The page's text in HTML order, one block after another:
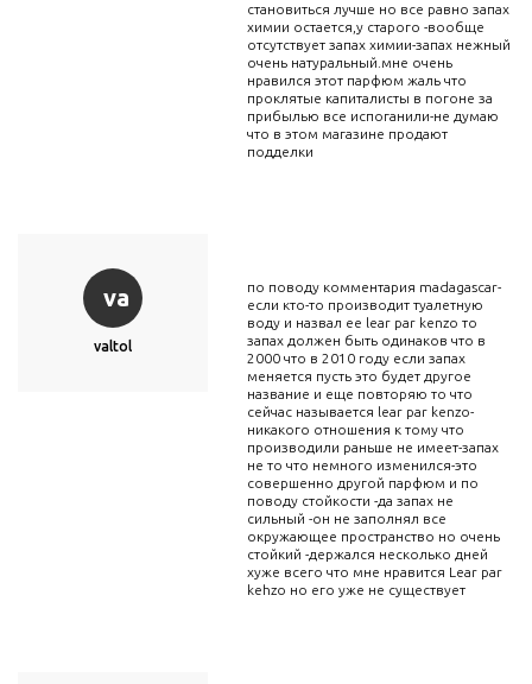
становиться лучше но все равно запах
химии остается,у старого -вообще
отсутствует запах химии-запах нежный
очень натуральный.мне очень
нравился этот парфюм жаль что
проклятые капиталисты в погоне за
прибылью все испоганили-не думаю
что в этом магазине продают
подделки
va
valtol
по поводу комментария madagascar-
если кто-то производит туалетную
воду и назвал ее lear par kenzo то
запах должен быть одинаков что в
2000 что в 2010 году если запах
меняется пусть это будет другое
название и еще повторяю то что
сейчас называется lear par kenzo-
никакого отношения к тому что
производили раньше не имеет-запах
не то что немного изменился-это
совершенно другой парфюм и по
поводу стойкости -да запах не
сильный -он не заполнял все
окружающее пространство но очень
стойкий -держался несколько дней
хуже всего что мне нравится Lear par
kehzo но его уже не существует